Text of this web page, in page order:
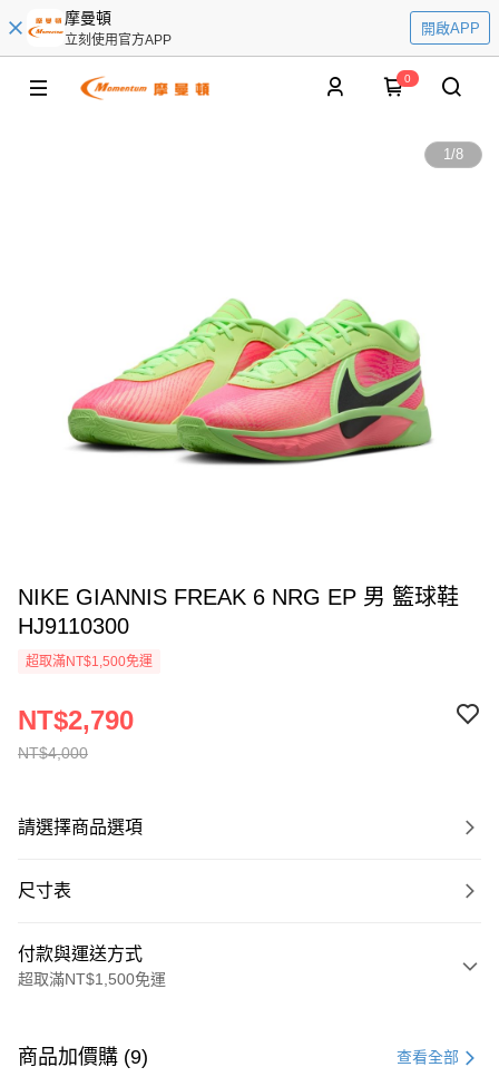
摩曼頓
立刻使用官方APP
開啟APP
0
1/8
NIKE GIANNIS FREAK 6 NRG EP 男 籃球鞋
HJ9110300
超取滿NT$1,500免運
NT$4,000
NT$2,790
請選擇商品選項
尺寸表
付款與運送方式
超取滿NT$1,500免運
信用卡一次付款
商品加價購 (9) 查看全部